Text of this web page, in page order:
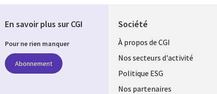
Société
Useful
links
FRANCE
À propos de CGI
Nos secteurs d'activité
Politique ESG
Nos partenaires
En savoir plus sur CGI
Pour ne rien manquer
Abonnement